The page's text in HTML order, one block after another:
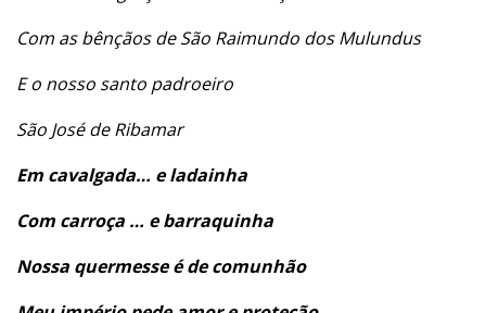
Com as bênçãos de São Raimundo dos Mulundus
E o nosso santo padroeiro
São José de Ribamar
Em cavalgada… e ladainha
Com carroça … e barraquinha
Nossa quermesse é de comunhão